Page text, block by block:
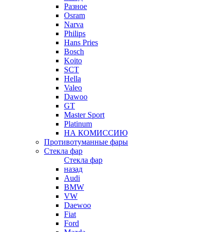
Разное
Osram
Narva
Philips
Hans Pries
Bosch
Koito
SCT
Hella
Valeo
Dawoo
GT
Master Sport
Platinum
НА КОМИССИЮ
Противотуманные фары
Стекла фар
Стекла фар
назад
Audi
BMW
VW
Daewoo
Fiat
Ford